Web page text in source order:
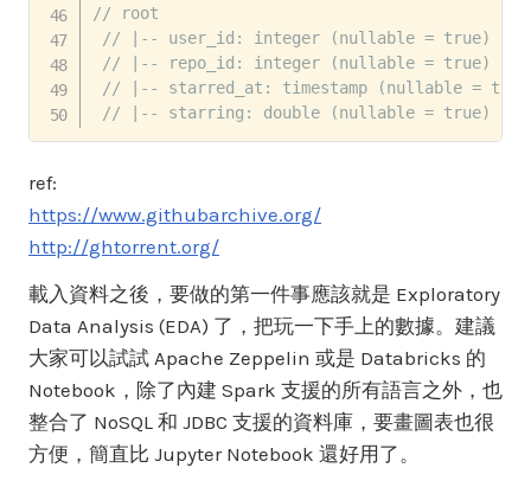
// root
// |-- user_id: integer (nullable = true)
// |-- repo_id: integer (nullable = true)
// |-- starred_at: timestamp (nullable =
// |-- starring: double (nullable = true)
ref:
https://www.githubarchive.org/
http://ghtorrent.org/
載入資料之後，要做的第一件事應該就是 Exploratory
Data Analysis (EDA) 了，把玩一下手上的數據。建議
大家可以試試 Apache Zeppelin 或是 Databricks 的
Notebook，除了內建 Spark 支援的所有語言之外，也
整合了 NoSQL 和 JDBC 支援的資料庫，要畫圖表也很
方便，簡直比 Jupyter Notebook 還好用了。